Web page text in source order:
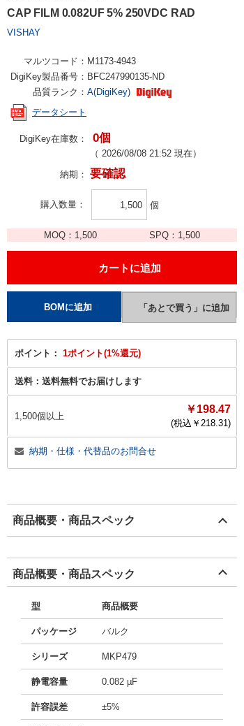
CAP FILM 0.082UF 5% 250VDC RAD
VISHAY
マルツコード： M1173-4943
DigiKey製品番号： BFC247990135-ND
品質ランク： A(DigiKey)
データシート
DigiKey在庫数： 0個
（ 2026/08/08 21:52 現在）
納期： 要確認
購入数量 個
MOQ： 1,500 SPQ： 1,500
ポイント： 1ポイント(1%還元)
送料： 送料無料でお届けします
1,500個以上
￥198.47
(税込￥ 218.31)
納期・仕様・代替品のお問合せ
商品概要・商品スペック
商品概要・商品スペック
型 商品概要
パッケージ バルク
シリーズ MKP479
静電容量 0.082 µF
許容誤差 ±5%